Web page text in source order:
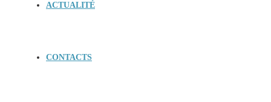
ACTUALITÉ
CONTACTS